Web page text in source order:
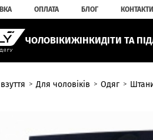
ОПЛАТА БЛОГ КОНТАКТИ
ЧОЛОВІКИЖІНКИДІТИ ТА
Для чоловіків Одяг